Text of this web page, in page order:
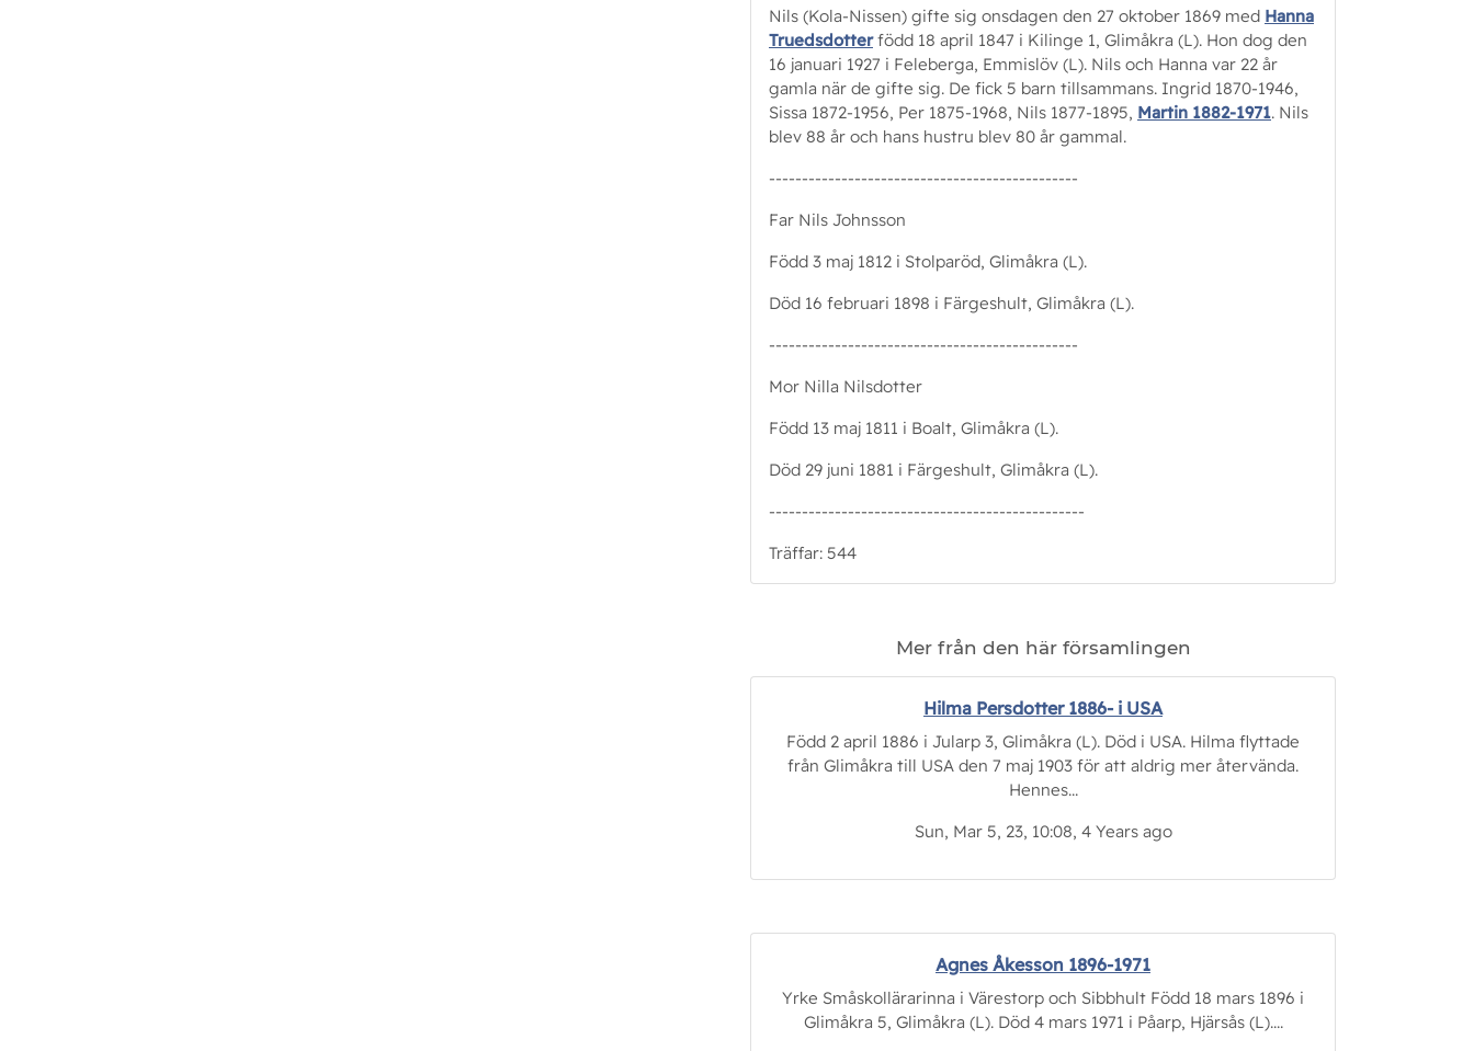
Nils (Kola-Nissen) gifte sig onsdagen den 27 oktober 1869 med Hanna
Truedsdotterfödd 18 april 1847 i Kilinge 1, Glimåkra (L). Hon dog den
16 januari 1927 i Feleberga, Emmislöv (L). Nils och Hanna var 22 år
gamla när de gifte sig. De fick 5 barn tillsammans. Ingrid 1870-1946,
Sissa 1872-1956, Per 1875-1968, Nils 1877-1895, Martin 1882-1971. Nils
blev 88 år och hans hustru blev 80 år gammal.
-----------------------------------------------
Far Nils Johnsson
Född 3 maj 1812 i Stolparöd, Glimåkra (L).
Död 16 februari 1898 i Färgeshult, Glimåkra (L).
-----------------------------------------------
Mor Nilla Nilsdotter
Född 13 maj 1811 i Boalt, Glimåkra (L).
Död 29 juni 1881 i Färgeshult, Glimåkra (L).
------------------------------------------------
Träffar: 544
Mer från den här församlingen
Hilma Persdotter 1886- i USA
Född 2 april 1886 i Jularp 3, Glimåkra (L). Död i USA. Hilma flyttade
från Glimåkra till USA den 7 maj 1903 för att aldrig mer återvända.
Hennes...
Sun, Mar 5, 23, 10:08, 4 Years ago
Agnes Åkesson 1896-1971
Yrke Småskollärarinna i Värestorp och Sibbhult Född 18 mars 1896 i
Glimåkra 5, Glimåkra (L). Död 4 mars 1971 i Påarp, Hjärsås (L)....